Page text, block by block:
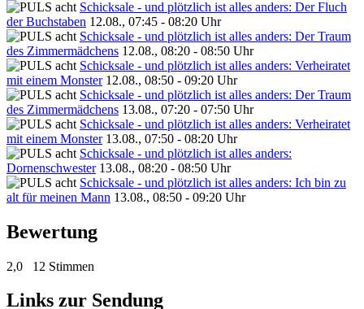
Schicksale - und plötzlich ist alles anders: Der Fluch
der Buchstaben 12.08., 07:45 - 08:20 Uhr
Schicksale - und plötzlich ist alles anders: Der Traum
des Zimmermädchens 12.08., 08:20 - 08:50 Uhr
Schicksale - und plötzlich ist alles anders: Verheiratet
mit einem Monster 12.08., 08:50 - 09:20 Uhr
Schicksale - und plötzlich ist alles anders: Der Traum
des Zimmermädchens 13.08., 07:20 - 07:50 Uhr
Schicksale - und plötzlich ist alles anders: Verheiratet
mit einem Monster 13.08., 07:50 - 08:20 Uhr
Schicksale - und plötzlich ist alles anders:
Dornenschwester 13.08., 08:20 - 08:50 Uhr
Schicksale - und plötzlich ist alles anders: Ich bin zu
alt für meinen Mann 13.08., 08:50 - 09:20 Uhr
Bewertung
2,0 12 Stimmen
Links zur Sendung